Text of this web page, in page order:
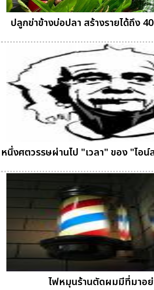
ปลูกข่าข้างบ่อปลา สร้างรายได้ถึง
หนึ่งศตวรรษผ่านไป "เวลา" ของ "ไอ
ไฟหมุนร้านตัดผมมีที่มาอย่